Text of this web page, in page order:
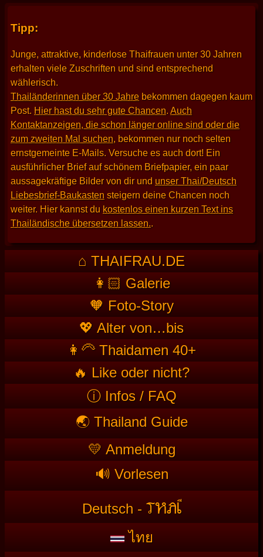
Tipp:
Junge, attraktive, kinderlose Thaifrauen unter 30 Jahren
erhalten viele Zuschriften und sind entsprechend
wählerisch.
Thailänderinnen über 30 Jahre bekommen dagegen kaum
Post. Hier hast du sehr gute Chancen. Auch
Kontaktanzeigen, die schon länger online sind oder die
zum zweiten Mal suchen, bekommen nur noch selten
ernstgemeinte E-Mails. Versuche es auch dort! Ein
ausführlicher Brief auf schönem Briefpapier, ein paar
aussagekräftige Bilder von dir und unser Thai/Deutsch
Liebesbrief-Baukasten steigern deine Chancen noch
weiter. Hier kannst du kostenlos einen kurzen Text ins
Thailändische übersetzen lassen..
⌂ THAIFRAU.DE
👩🏻 Galerie
🧡 Foto-Story
💖 Alter von…bis
👩‍🦳 Thaidamen 40+
🔥 Like oder nicht?
ⓘ Infos / FAQ
🌏 Thailand Guide
💛 Anmeldung
🔊 Vorlesen
Deutsch - THAI
ไทย